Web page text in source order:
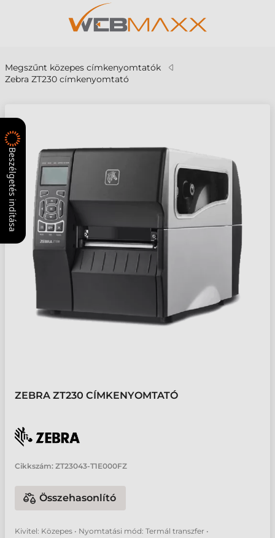
Megszűnt közepes címkenyomtatók
Zebra ZT230 címkenyomtató
ZEBRA ZT230 CÍMKENYOMTATÓ
Cikkszám: ZT23043-T1E000FZ
Összehasonlító
Kivitel: Közepes • Nyomtatási mód: Termál transzfer •
Beszélgetés indítása